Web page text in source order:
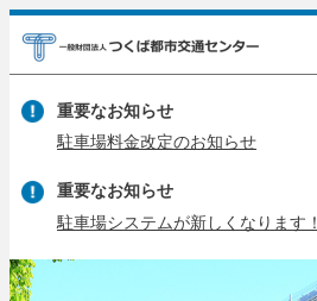
重要なお知らせ
駐車場料金改定のお知らせ
重要なお知らせ
駐車場システムが新しくなります！